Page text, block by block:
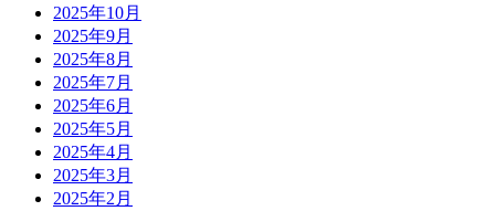
2025年10月
2025年9月
2025年8月
2025年7月
2025年6月
2025年5月
2025年4月
2025年3月
2025年2月